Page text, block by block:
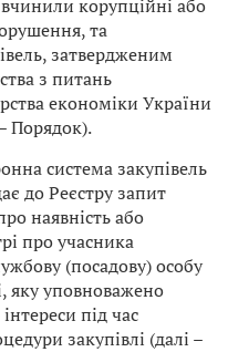
корупційні або
та
затвердженим
з питань
економіки України
Порядок).
система закупівель
до Реєстру запит
наявність або
про учасника
(посадову) особу
яку уповноважено
під час
закупівлі (далі –